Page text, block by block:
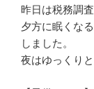
昨日は税務調
夕方に眠くな
しました。
夜はゆっくりと